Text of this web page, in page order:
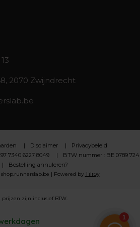
2070 Zwijndrecht
Disclaimer
Privacybeleid
7340 6227 8049
BTW nummer : BE 0789 724
Bestelling annuleren?
| Powered by Tilroy
prijzen zijn inclusief BTW.